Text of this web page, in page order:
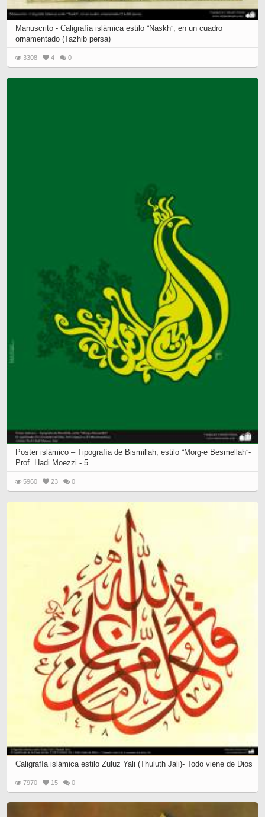
Manuscrito - Caligrafía islámica estilo “Naskh”, en un cuadro
ornamentado (Tazhib persa)
3308 4 0
Poster islámico – Tipografía de Bismillah, estilo “Morg-e Besmellah”-
Prof. Hadi Moezzi - 5
5960 23 0
Caligrafía islámica estilo Zuluz Yali (Thuluth Jali)- Todo viene de Dios
7970 15 0